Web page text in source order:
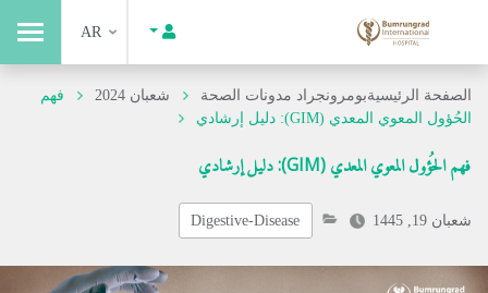
AR
الصفحة الرئيسيةبومرونجراد مدونات الصحة شعبان 2024
فهم
الحُؤول المعوي المعدي (GIM): دليل إرشادي
فهم الحُؤول المعوي المعدي (GIM): دليل إرشادي
شعبان 19, 1445 Digestive-Disease